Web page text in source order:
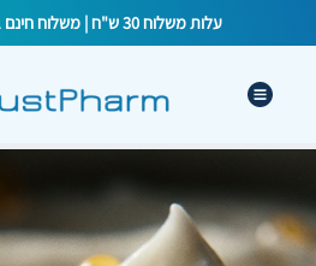
עלות משלוח 30 ש"ח | משלוח חינם ברכישה מעל 230 ₪